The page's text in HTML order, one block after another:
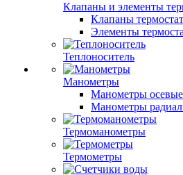
Клапаны и элементы
Клапаны
Элементы
Теплоноситель
Манометры
Манометры осевые
Манометры
Термоманометры
Термометры